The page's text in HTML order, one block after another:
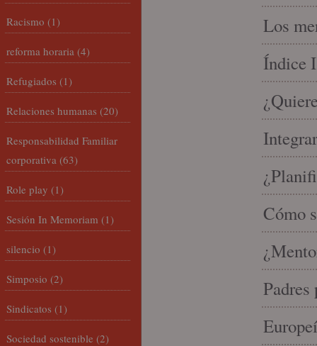
Los
Índice
Cómo
Padres
Racismo (1)
reforma horaria (4)
Refugiados (1)
Relaciones humanas (20)
Responsabilidad Familiar
corporativa (63)
Role play (1)
Sesión In Memoriam (1)
silencio (1)
Simposio (2)
Sindicatos (1)
Sociedad sostenible (2)